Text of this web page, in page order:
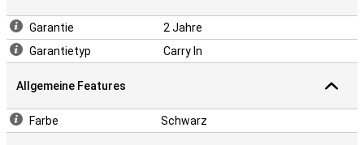
Garantie
2 Jahre
Garantietyp
Carry In
Allgemeine Features
Farbe Schwarz